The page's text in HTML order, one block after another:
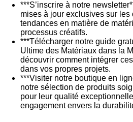
***S’inscrire à notre
mises à jour exclusives sur les
tendances en matière de
processus créatifs.
***Télécharger notre guide
Ultime des Matériaux dans la
découvrir comment intégrer
dans vos propres projets.
***Visiter notre boutique en
notre sélection de produits
pour leur qualité
engagement envers la